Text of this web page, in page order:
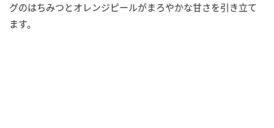
グのはちみつとオレンジピールがまろやかな甘さを引き立て
ます。